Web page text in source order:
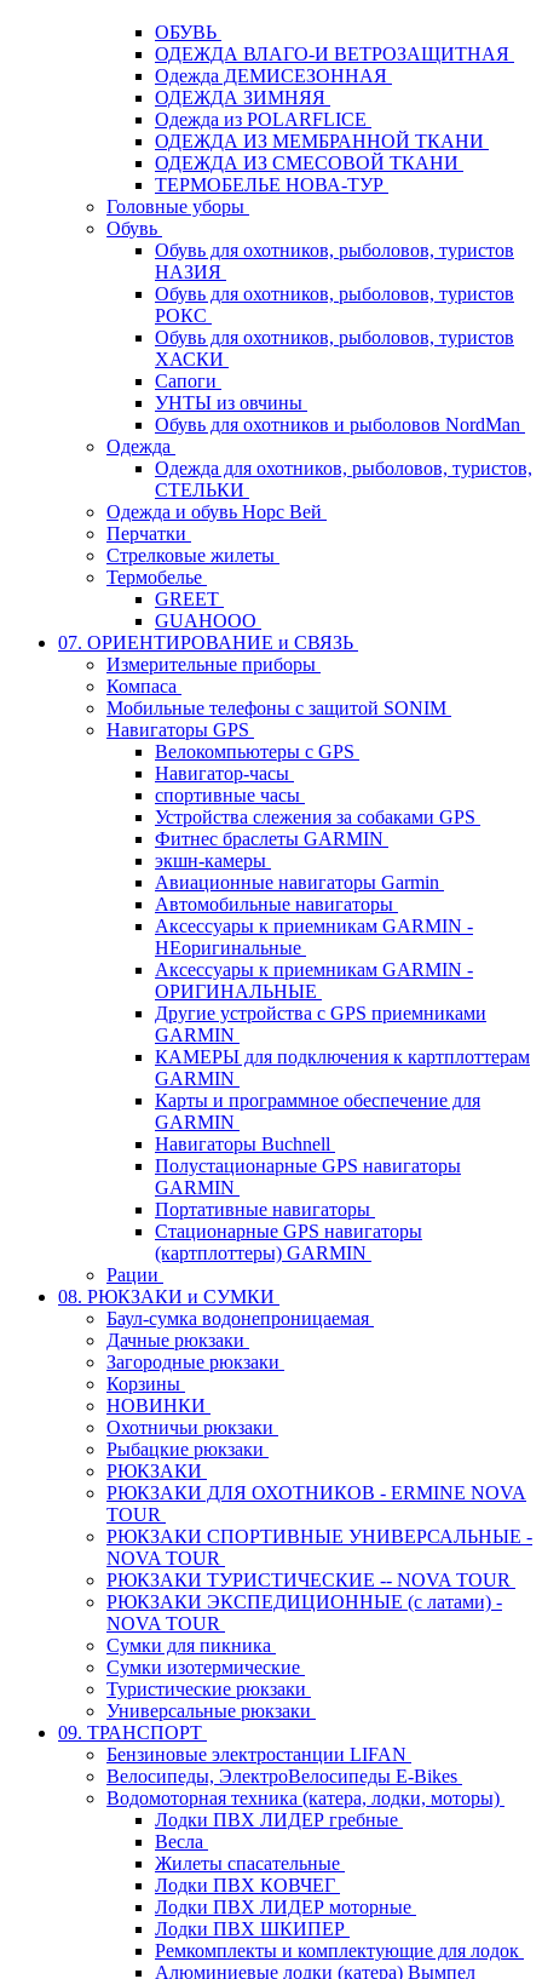
ОБУВЬ
ОДЕЖДА ВЛАГО-И ВЕТРОЗАЩИТНАЯ
Одежда ДЕМИСЕЗОННАЯ
ОДЕЖДА ЗИМНЯЯ
Одежда из POLARFLICE
ОДЕЖДА ИЗ МЕМБРАННОЙ ТКАНИ
ОДЕЖДА ИЗ СМЕСОВОЙ ТКАНИ
ТЕРМОБЕЛЬЕ НОВА-ТУР
Головные уборы
Обувь
Обувь для охотников, рыболовов, туристов
НАЗИЯ
Обувь для охотников, рыболовов, туристов
РОКС
Обувь для охотников, рыболовов, туристов
ХАСКИ
Сапоги
УНТЫ из овчины
Обувь для охотников и рыболовов NordMan
Одежда
Одежда для охотников, рыболовов, туристов,
СТЕЛЬКИ
Одежда и обувь Норс Вей
Перчатки
Стрелковые жилеты
Термобелье
GREET
GUAHOOO
07. ОРИЕНТИРОВАНИЕ и СВЯЗЬ
Измерительные приборы
Компаса
Мобильные телефоны с защитой SONIM
Навигаторы GPS
Велокомпьютеры с GPS
Навигатор-часы
спортивные часы
Устройства слежения за собаками GPS
Фитнес браслеты GARMIN
экшн-камеры
Авиационные навигаторы Garmin
Автомобильные навигаторы
Аксессуары к приемникам GARMIN -
НЕоригинальные
Аксессуары к приемникам GARMIN -
ОРИГИНАЛЬНЫЕ
Другие устройства с GPS приемниками
GARMIN
КАМЕРЫ для подключения к картплоттерам
GARMIN
Карты и программное обеспечение для
GARMIN
Навигаторы Buchnell
Полустационарные GPS навигаторы
GARMIN
Портативные навигаторы
Стационарные GPS навигаторы
(картплоттеры) GARMIN
Рации
08. РЮКЗАКИ и СУМКИ
Баул-сумка водонепроницаемая
Дачные рюкзаки
Загородные рюкзаки
Корзины
НОВИНКИ
Охотничьи рюкзаки
Рыбацкие рюкзаки
РЮКЗАКИ
РЮКЗАКИ ДЛЯ ОХОТНИКОВ - ERMINE NOVA
TOUR
РЮКЗАКИ СПОРТИВНЫЕ УНИВЕРСАЛЬНЫЕ -
NOVA TOUR
РЮКЗАКИ ТУРИСТИЧЕСКИЕ -- NOVA TOUR
РЮКЗАКИ ЭКСПЕДИЦИОННЫЕ (с латами) -
NOVA TOUR
Сумки для пикника
Сумки изотермические
Туристические рюкзаки
Универсальные рюкзаки
09. ТРАНСПОРТ
Бензиновые электростанции LIFAN
Велосипеды, ЭлектроВелосипеды E-Bikes
Водомоторная техника (катера, лодки, моторы)
Лодки ПВХ ЛИДЕР гребные
Весла
Жилеты спасательные
Лодки ПВХ КОВЧЕГ
Лодки ПВХ ЛИДЕР моторные
Лодки ПВХ ШКИПЕР
Ремкомплекты и комплектующие для лодок
Алюминиевые лодки (катера) Вымпел